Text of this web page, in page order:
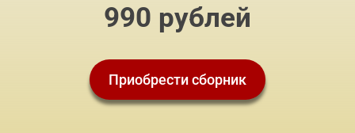
990 рублей
Приобрести сборник